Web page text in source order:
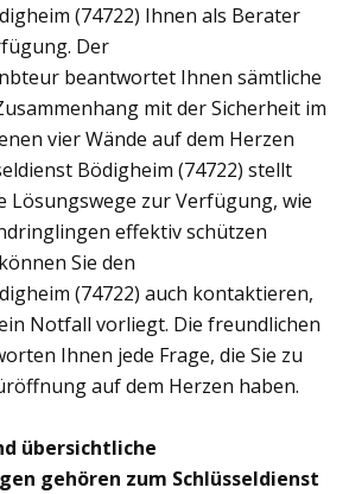
(74722) Ihnen als Berater
Der
beantwortet Ihnen sämtliche
mit der Sicherheit im
vier Wände auf dem Herzen
Bödigheim (74722) stellt
Lösungswege zur Verfügung, wie
effektiv schützen
Sie den
(74722) auch kontaktieren,
Notfall vorliegt. Die freundlichen
Ihnen jede Frage, die Sie zu
auf dem Herzen haben.
übersichtliche
gehören zum Schlüsseldienst